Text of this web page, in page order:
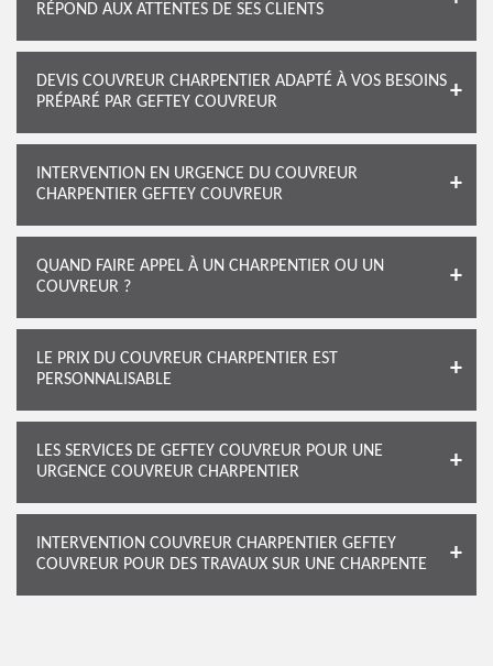
RÉPOND AUX ATTENTES DE SES CLIENTS
DEVIS COUVREUR CHARPENTIER ADAPTÉ À VOS BESOINS
PRÉPARÉ PAR GEFTEY COUVREUR
INTERVENTION EN URGENCE DU COUVREUR
CHARPENTIER GEFTEY COUVREUR
QUAND FAIRE APPEL À UN CHARPENTIER OU UN
COUVREUR ?
LE PRIX DU COUVREUR CHARPENTIER EST
PERSONNALISABLE
LES SERVICES DE GEFTEY COUVREUR POUR UNE
URGENCE COUVREUR CHARPENTIER
INTERVENTION COUVREUR CHARPENTIER GEFTEY
COUVREUR POUR DES TRAVAUX SUR UNE CHARPENTE